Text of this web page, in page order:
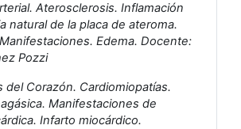
Aterosclerosis. Inflamación
natural de la placa de ateroma.
Edema. Docente:
Pozzi
del Corazón. Cardiomiopatías.
Manifestaciones de
Infarto miocárdico.